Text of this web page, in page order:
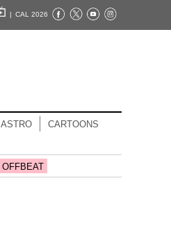
| CAL 2026
ASTRO CARTOONS
OFFBEAT